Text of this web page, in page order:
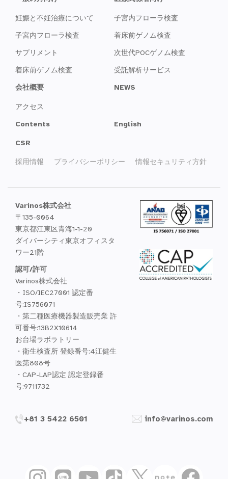
妊娠と不妊治療について
子宮内フローラ検査
サプリメント
着床前ゲノム検査
子宮内フローラ検査
着床前ゲノム検査
次世代POCゲノム検査
受託解析サービス
会社概要
アクセス
NEWS
Contents English
CSR
採用情報 プライバシーポリシー 情報セキュリティ方針
Varinos株式会社
〒135-0064
東京都江東区青海1-1-20
ダイバーシティ東京オフィスタ
ワー21階
認可/許可
Varinos株式会社
・ISO/IEC27001 認定番
号:IS756071
・第二種医療機器製造販売業 許
可番号:13B2X10614
お台場ラボラトリー
・衛生検査所 登録番号:4江健生
医第808号
・CAP-LAP認定 認定登録番
号:9711732
+81 3 5422 6501 info@varinos.com